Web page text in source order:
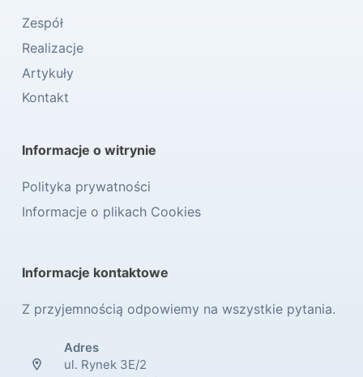
Zespół
Realizacje
Artykuły
Kontakt
Informacje o witrynie
Polityka prywatności
Informacje o plikach Cookies
Informacje kontaktowe
Z przyjemnością odpowiemy na wszystkie pytania.
Adres
ul. Rynek 3E/2